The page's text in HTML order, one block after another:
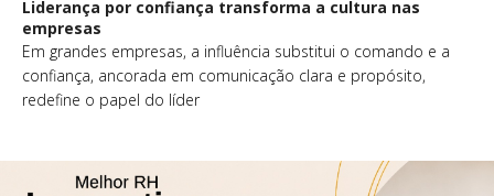
Liderança por confiança transforma a cultura nas
empresas
Em grandes empresas, a influência substitui o comando e a
confiança, ancorada em comunicação clara e propósito,
redefine o papel do líder